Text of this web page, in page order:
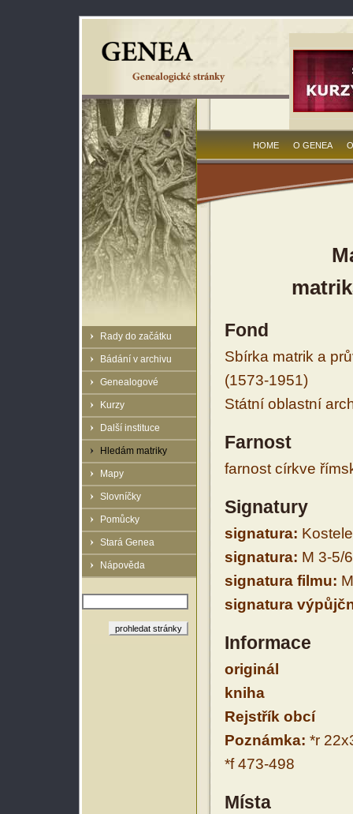
Rady do začátku
Bádání v archivu
Genealogové
Kurzy
Další instituce
Hledám matriky
Mapy
Slovníčky
Pomůcky
Stará Genea
Nápověda
HOME O GENEA
Fond
Sbírka matrik a
(1573-1951)
Státní oblastní
Farnost
farnost církve
Signatury
signatura:
signatura: M 3-5/6
signatura filmu:
signatura
Informace
originál
kniha
Rejstřík obcí
Poznámka: *r
*f 473-498
Místa